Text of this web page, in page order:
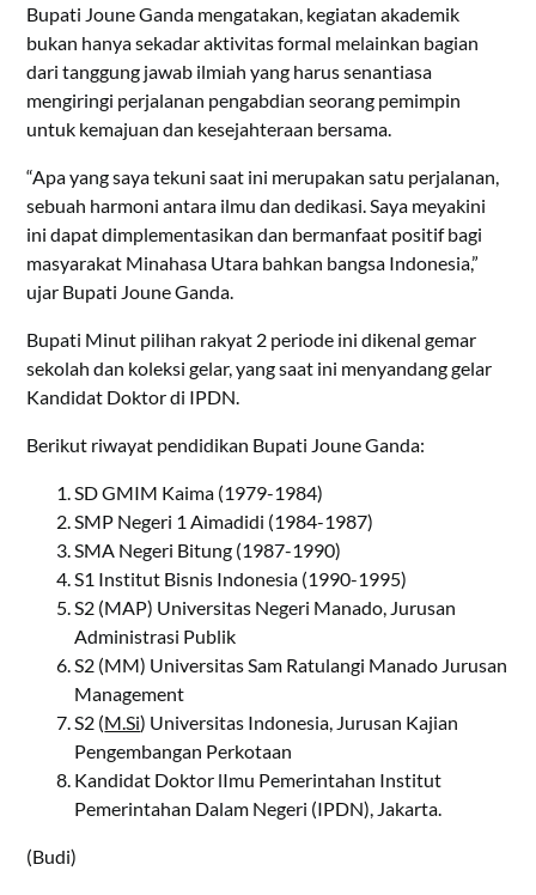
Bupati Joune Ganda mengatakan, kegiatan akademik
bukan hanya sekadar aktivitas formal melainkan bagian
dari tanggung jawab ilmiah yang harus senantiasa
mengiringi perjalanan pengabdian seorang pemimpin
untuk kemajuan dan kesejahteraan bersama.
“Apa yang saya tekuni saat ini merupakan satu perjalanan,
sebuah harmoni antara ilmu dan dedikasi. Saya meyakini
ini dapat dimplementasikan dan bermanfaat positif bagi
masyarakat Minahasa Utara bahkan bangsa Indonesia,”
ujar Bupati Joune Ganda.
Bupati Minut pilihan rakyat 2 periode ini dikenal gemar
sekolah dan koleksi gelar, yang saat ini menyandang gelar
Kandidat Doktor di IPDN.
Berikut riwayat pendidikan Bupati Joune Ganda:
SD GMIM Kaima (1979-1984)
SMP Negeri 1 Aimadidi (1984-1987)
SMA Negeri Bitung (1987-1990)
S1 Institut Bisnis Indonesia (1990-1995)
S2 (MAP) Universitas Negeri Manado, Jurusan
Administrasi Publik
S2 (MM) Universitas Sam Ratulangi Manado Jurusan
Management
S2 (M.Si) Universitas Indonesia, Jurusan Kajian
Pengembangan Perkotaan
Kandidat Doktor lImu Pemerintahan Institut
Pemerintahan Dalam Negeri (IPDN), Jakarta.
(Budi)